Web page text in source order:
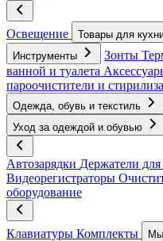
Освещение Товары для
Инструменты Зонты
ванной и туалета
пароочистители и
Одежда, обувь и текстиль
Уход за одеждой и обувью
Автозарядки Держатели
Видеорегистраторы
оборудование
Клавиатуры Комплекты